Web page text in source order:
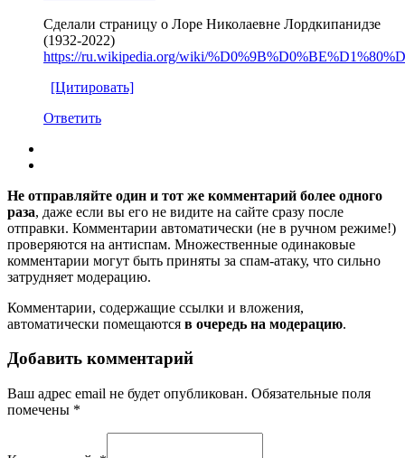
Сделали страницу о Лоре Николаевне Лордкипанидзе
(1932-2022)
https://ru.wikipedia.org/wiki/
[Цитировать]
Ответить
Не отправляйте один и тот же комментарий более одного
раза, даже если вы его не видите на сайте сразу после
отправки. Комментарии автоматически (не в ручном режиме!)
проверяются на антиспам. Множественные одинаковые
комментарии могут быть приняты за спам-атаку, что сильно
затрудняет модерацию.
Комментарии, содержащие ссылки и вложения,
автоматически помещаются в очередь на модерацию.
Добавить комментарий
Ваш адрес email не будет опубликован. Обязательные поля
помечены *